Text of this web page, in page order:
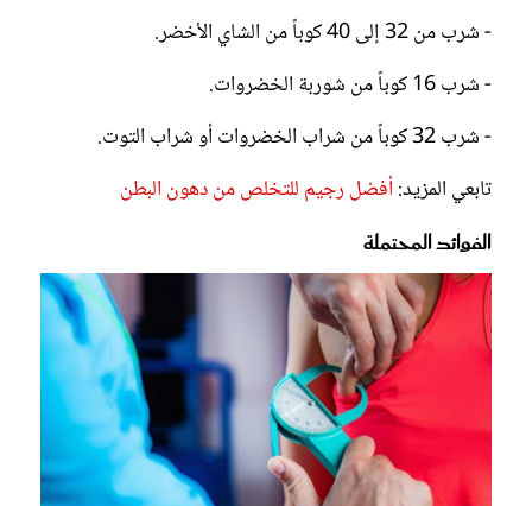
- شرب من 32 إلى 40 كوباً من الشاي الأخضر.
- شرب 16 كوباً من شوربة الخضروات.
- شرب 32 كوباً من شراب الخضروات أو شراب التوت.
تابعي المزيد:أفضل رجيم للتخلص من دهون البطن
الفوائد المحتملة